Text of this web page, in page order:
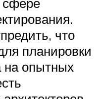
что
планировки
на опытных